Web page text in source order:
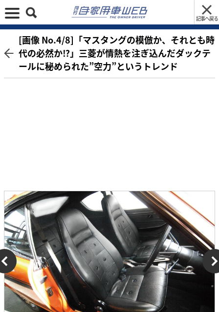
記事へ戻る
[画像 No.4/8]「マスタングの模倣か、それとも時
代の必然か⁉︎」三菱が情熱を注ぎ込んだダックテ
ールに秘められた”空力”というトレンド